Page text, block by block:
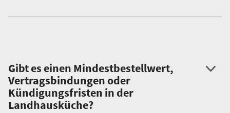
Gibt es einen Mindestbestellwert,
Vertragsbindungen oder
Kündigungsfristen in der
Landhausküche?